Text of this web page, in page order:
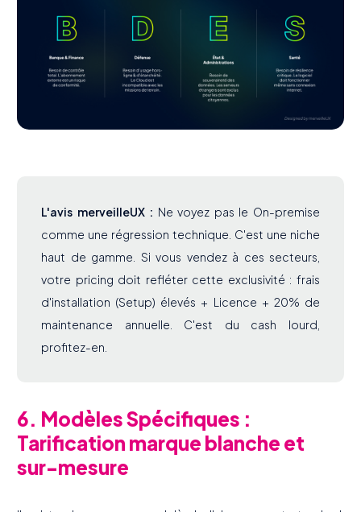
L'avis merveilleUX : Ne voyez pas le On-premise
comme une régression technique. C'est une niche
haut de gamme. Si vous vendez à ces secteurs,
votre pricing doit refléter cette exclusivité : frais
d'installation (Setup) élevés + Licence + 20% de
maintenance annuelle. C'est du cash lourd,
profitez-en.
6. Modèles Spécifiques :
Tarification marque blanche et
sur-mesure